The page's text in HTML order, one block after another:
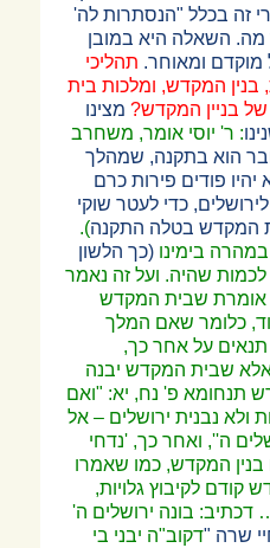
זה בכלל "הנסתרות לה'
מה. השאלה היא במובן
מוקדם ומאוחר. תהליכי
בנין המקדש, ומלכות בית
של בניין המקדש? מצינו
: ר' יוסי אומר, משחרב
הוא בתקנה, שמהלך
פודים פירות כרם
כדי לעטר שוקי
המקדש בטלה התקנה).
בימינו (כך הלשון
שהיה. ועל זה נאמר
אומרת שבית המקדש
כלומר שאם המלך
תנאים על אחר כך,
אלא שבית המקדש יבנה
תנחומא פ' נח, יא: "ואם
ולא נבנית ירושלים – אל
ה'', ואחר כך, 'נדחי
בנין המקדש, כמו שאמרו
קודם לקיבוץ גלויות,
דכתיב: בונה ירושלים ה'
שרה "דקוב"ה יבני בי